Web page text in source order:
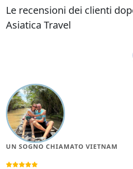
Le recensioni dei clienti
Asiatica Travel
UN SOGNO CHIAMATO VIETNAM